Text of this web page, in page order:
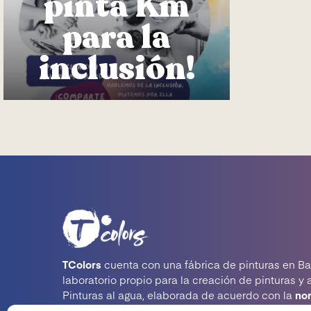
para la
inclusión!
TColors cuenta con una fábrica de pinturas en
laboratorio propio para la creación de pinturas y
Pinturas al agua, elaborada de acuerdo con la